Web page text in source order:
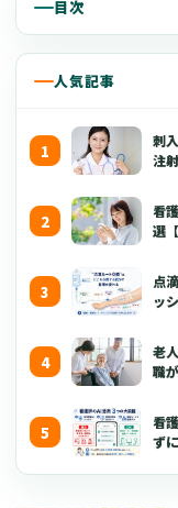
目次
人気記事
刺
注
看
選
点
ッ
老
職
看
ず